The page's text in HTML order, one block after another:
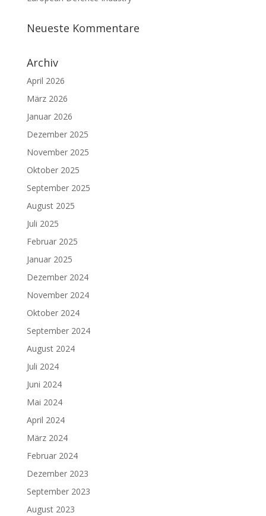
Neueste Kommentare
Archiv
April 2026
März 2026
Januar 2026
Dezember 2025
November 2025
Oktober 2025
September 2025
August 2025
Juli 2025
Februar 2025
Januar 2025
Dezember 2024
November 2024
Oktober 2024
September 2024
August 2024
Juli 2024
Juni 2024
Mai 2024
April 2024
März 2024
Februar 2024
Dezember 2023
September 2023
August 2023